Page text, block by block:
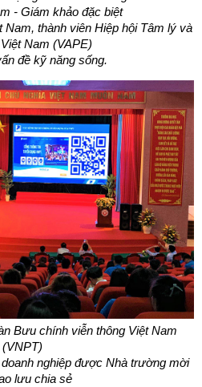
- Giám khảo đặc biệt
Nam, thành viên Hiệp hội Tâm lý và
Nam (VAPE)
đề kỹ năng sống.
Bưu chính viễn thông Việt Nam
(VNPT)
nghiệp được Nhà trường mời
lưu chia sẻ